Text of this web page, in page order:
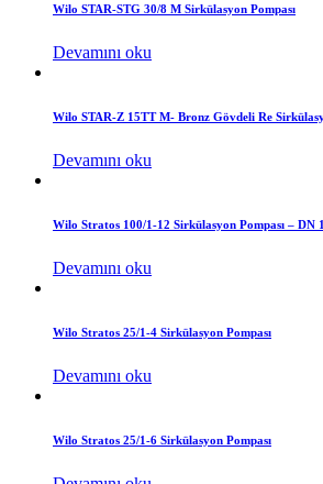
Wilo STAR-STG 30/8 M Sirkülasyon Pompası
Devamını oku
Wilo STAR-Z 15TT M- Bronz Gövdeli Re
Devamını oku
Wilo Stratos 100/1-12 Sirkülasyon Pompası – DN
Devamını oku
Wilo Stratos 25/1-4 Sirkülasyon Pompası
Devamını oku
Wilo Stratos 25/1-6 Sirkülasyon Pompası